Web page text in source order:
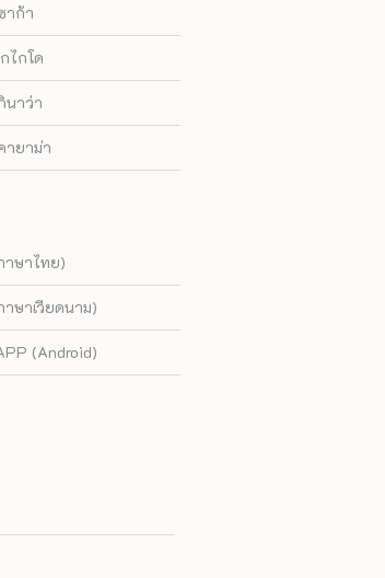
าก้า
ไกโด
นาว่า
ายาม่า
าษาไทย)
าษาเวียดนาม)
(Android)